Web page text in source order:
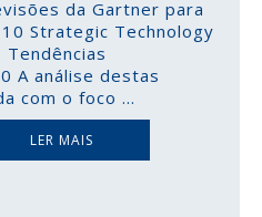
da Gartner para
Strategic Technology
A análise destas
com o foco ...
LER MAIS